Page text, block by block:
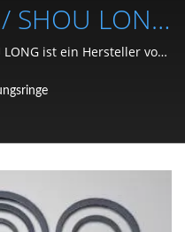
SHOU LONG
Auto-
ist ein Hersteller von